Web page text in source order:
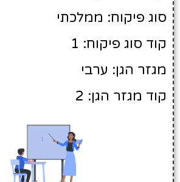
סוג פיקוח: ממלכתי
קוד סוג פיקוח: 1
מגזר הגן: ערבי
קוד מגזר הגן: 2